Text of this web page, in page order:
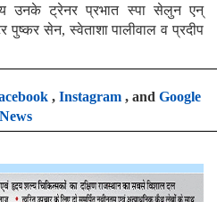
उनके ट्रेनर प्रभात स्पा सेलुन एन्
पुष्कर सेन, स्वेताशा पालीवाल व प्रदीप
, Instagram, and Google
News